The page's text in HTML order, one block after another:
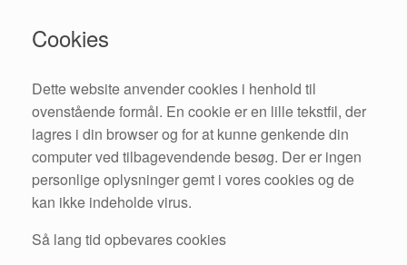
Cookies
Dette website anvender cookies i henhold til
ovenstående formål. En cookie er en lille tekstfil, der
lagres i din browser og for at kunne genkende din
computer ved tilbagevendende besøg. Der er ingen
personlige oplysninger gemt i vores cookies og de
kan ikke indeholde virus.
Så lang tid opbevares cookies